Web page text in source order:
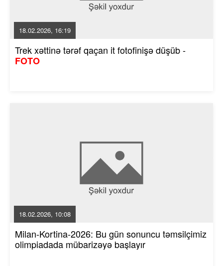
18.02.2026, 16:19
Trek xəttinə tərəf qaçan it fotofinişə düşüb -
FOTO
18.02.2026, 10:08
Milan-Kortina-2026: Bu gün sonuncu təmsilçimiz
olimpiadada mübarizəyə başlayır